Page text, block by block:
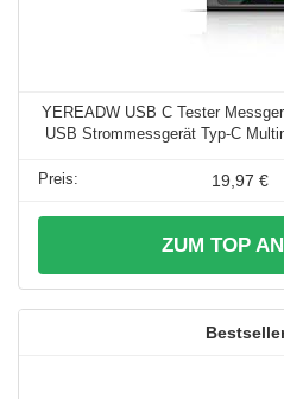
YEREADW USB C Tester
USB Strommessgerät Typ-C
19,97 €
ZUM TOP